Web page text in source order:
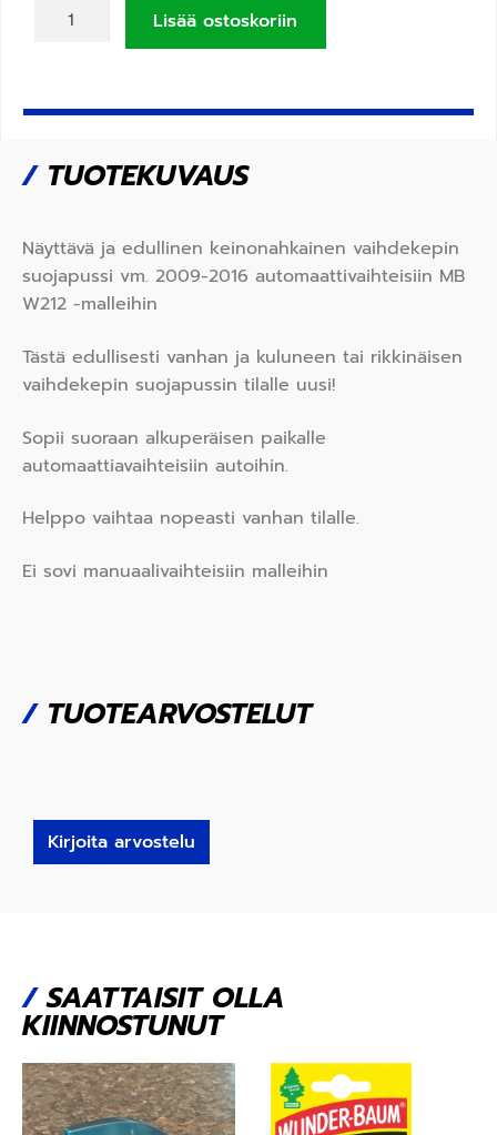
Lisää ostoskoriin
/TUOTEKUVAUS
Näyttävä ja edullinen keinonahkainen vaihdekepin
suojapussi vm. 2009-2016 automaattivaihteisiin MB
W212 -malleihin
Tästä edullisesti vanhan ja kuluneen tai rikkinäisen
vaihdekepin suojapussin tilalle uusi!
Sopii suoraan alkuperäisen paikalle
automaattiavaihteisiin autoihin.
Helppo vaihtaa nopeasti vanhan tilalle.
Ei sovi manuaalivaihteisiin malleihin
/TUOTEARVOSTELUT
Kirjoita arvostelu
/SAATTAISIT OLLA
KIINNOSTUNUT